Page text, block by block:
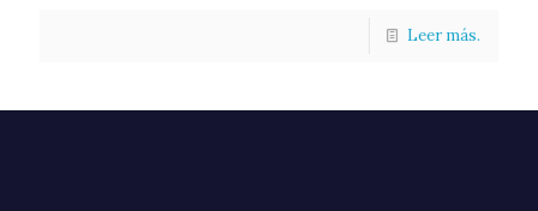
Leer más.